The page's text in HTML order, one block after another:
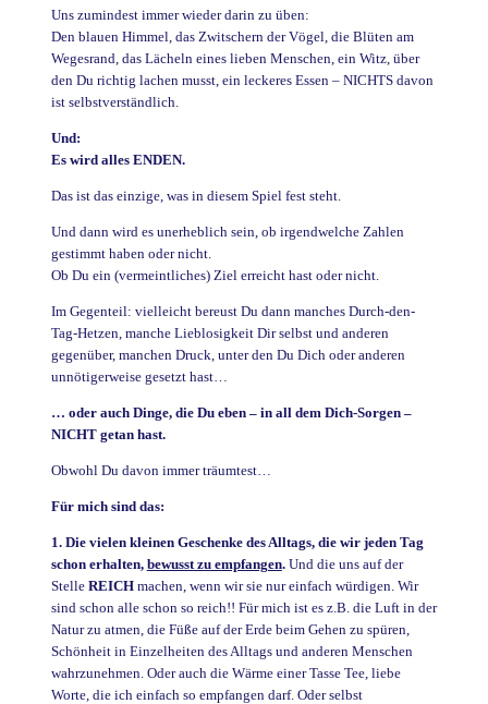
Uns zumindest immer wieder darin zu üben:
Den blauen Himmel, das Zwitschern der Vögel, die Blüten am
Wegesrand, das Lächeln eines lieben Menschen, ein Witz, über
den Du richtig lachen musst, ein leckeres Essen – NICHTS davon
ist selbstverständlich.
Und:
Es wird alles ENDEN.
Das ist das einzige, was in diesem Spiel fest steht.
Und dann wird es unerheblich sein, ob irgendwelche Zahlen
gestimmt haben oder nicht.
Ob Du ein (vermeintliches) Ziel erreicht hast oder nicht.
Im Gegenteil: vielleicht bereust Du dann manches Durch-den-
Tag-Hetzen, manche Lieblosigkeit Dir selbst und anderen
gegenüber, manchen Druck, unter den Du Dich oder anderen
unnötigerweise gesetzt hast…
… oder auch Dinge, die Du eben – in all dem Dich-Sorgen –
NICHT getan hast.
Obwohl Du davon immer träumtest…
Für mich sind das:
1. Die vielen kleinen Geschenke des Alltags, die wir jeden Tag
schon erhalten, bewusst zu empfangen.Und die uns auf der
Stelle REICHmachen, wenn wir sie nur einfach würdigen. Wir
sind schon alle schon so reich!! Für mich ist es z.B. die Luft in der
Natur zu atmen, die Füße auf der Erde beim Gehen zu spüren,
Schönheit in Einzelheiten des Alltags und anderen Menschen
wahrzunehmen. Oder auch die Wärme einer Tasse Tee, liebe
Worte, die ich einfach so empfangen darf. Oder selbst